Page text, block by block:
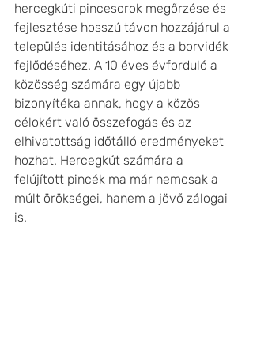
hercegkúti pincesorok megőrzése és
fejlesztése hosszú távon hozzájárul a
település identitásához és a borvidék
fejlődéséhez. A 10 éves évforduló a
közösség számára egy újabb
bizonyítéka annak, hogy a közös
célokért való összefogás és az
elhivatottság időtálló eredményeket
hozhat. Hercegkút számára a
felújított pincék ma már nemcsak a
múlt örökségei, hanem a jövő zálogai
is.